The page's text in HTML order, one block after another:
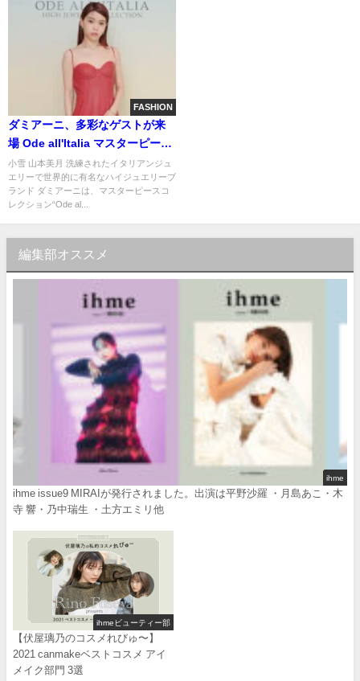
FASHION
ダミアーニ、多彩なゲストが来
場 Ode all'Italia マスターピース
コレクション
小雪 山本美月 洗練されたイタリアンジュ
エリーで世界的に有名なハイジュエリーブ
ランド ダミアーニは、マスターピースコ
レクション“Ode al...
編集部オススメ
ihme
ihme issue9 MIRAIが発行されました。出演は平野沙羅 ・月島あこ・木
寺 響・乃中瑞生 ・土方エミリ他
ihmeビューティー部
【伏屋璃乃のコスメれびゅ〜】
2021 canmakeベストコスメ アイ
メイク部門 3選